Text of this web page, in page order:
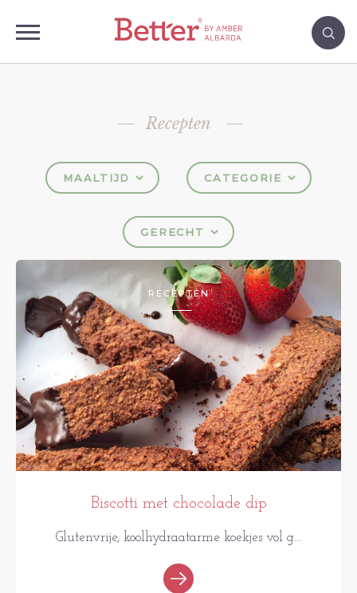
Recepten
MAALTIJD CATEGORIE
GERECHT
RECEPTEN
Biscotti met chocolade dip
Glutenvrije, koolhydraatarme koekjes vol g...